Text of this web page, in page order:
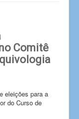
Comitê
eleições para a
do Curso de